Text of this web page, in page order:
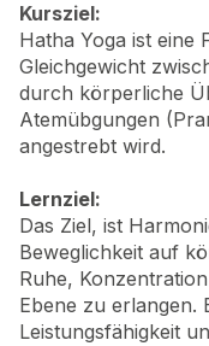
Kursziel:
Hatha Yoga ist eine
Gleichgewicht
durch körperliche
Atemübgungen
angestrebt wird.
Lernziel:
Das Ziel, ist
Beweglichkeit auf
Ruhe,
Ebene zu erlangen.
Leistungsfähigkeit